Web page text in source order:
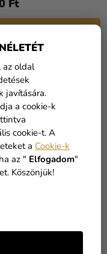
az oldal
javítására.
a cookie-k
cookie-t. A
a Cookie-k
az " Elfogadom"
Köszönjük!
Ft
kék lufi 26 cm
A